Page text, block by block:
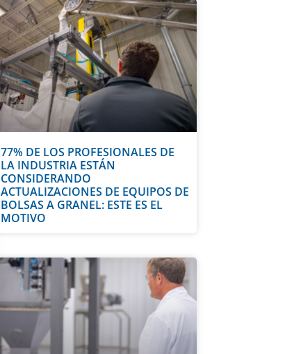
77% DE LOS PROFESIONALES DE
LA INDUSTRIA ESTÁN
CONSIDERANDO
ACTUALIZACIONES DE EQUIPOS DE
BOLSAS A GRANEL: ESTE ES EL
MOTIVO